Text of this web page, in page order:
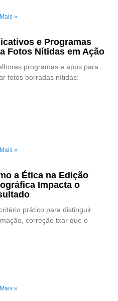
»
e Programas
Fotos Nítidas em Ação
programas e apps para
fotos borradas nítidas:
»
a Ética na Edição
Impacta o
prático para distinguir
correção txar que o
»